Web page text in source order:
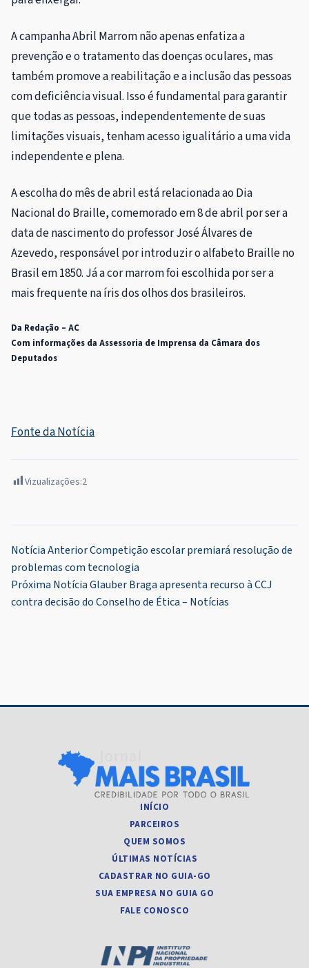
A campanha Abril Marrom não apenas enfatiza a
prevenção e o tratamento das doenças oculares, mas
também promove a reabilitação e a inclusão das pessoas
com deficiência visual. Isso é fundamental para garantir
que todas as pessoas, independentemente de suas
limitações visuais, tenham acesso igualitário a uma vida
independente e plena.
A escolha do mês de abril está relacionada ao Dia
Nacional do Braille, comemorado em 8 de abril por ser a
data de nascimento do professor José Álvares de
Azevedo, responsável por introduzir o alfabeto Braille no
Brasil em 1850. Já a cor marrom foi escolhida por ser a
mais frequente na íris dos olhos dos brasileiros.
Da Redação – AC
Com informações da Assessoria de Imprensa da Câmara dos
Deputados
Fonte da Notícia
Vizualizações:2
Navegação
de
Post
Notícia AnteriorCompetição escolar premiará resolução de
problemas com tecnologia
Próxima NotíciaGlauber Braga apresenta recurso à CCJ
contra decisão do Conselho de Ética – Notícias
INÍCIO
PARCEIROS
QUEM SOMOS
ÚLTIMAS NOTÍCIAS
CADASTRAR NO GUIA-GO
SUA EMPRESA NO GUIA GO
FALE CONOSCO